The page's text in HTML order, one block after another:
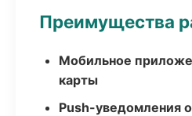
Преимущества
Мобильное
карты
Push-уведомления